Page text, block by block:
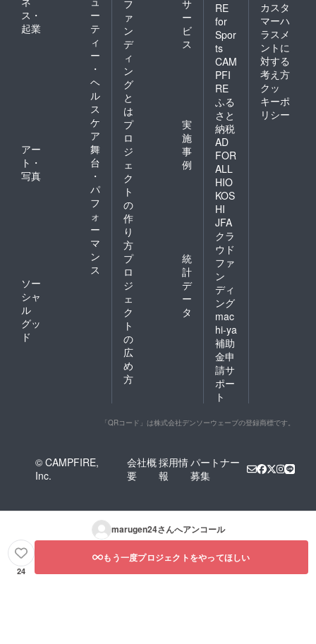
ス・
起業
ー
テ
ィ
ー
・
ヘ
ル
ス
ケ
ア
アー
ト・
写真
舞
台
・
パ
フ
ォ
ー
マ
ン
ス
ソー
シャ
ル
グッ
ド
フ
ァ
ン
デ
ィ
ン
グ
と
は
サ
ー
ビ
ス
プ
ロ
ジ
ェ
ク
ト
の
作
り
方
実
施
事
例
プ
ロ
ジ
ェ
ク
ト
の
広
め
方
統
計
デ
ー
タ
RE
for
Spor
ts
CAM
PFI
RE
ふる
さと
納税
AD
FOR
ALL
HIO
KOS
HI
JFA
クラ
ウド
ファ
ン
ディ
ング
mac
hi-ya
補助
金申
請サ
ポー
ト
カスタ
マーハ
ラスメ
ントに
対する
考え方
クッ
キーポ
リシー
「QRコード」は株式会社デンソーウェーブの登録商標です。
© CAMPFIRE,
Inc.
会社概
要
採用情
報
パートナー
募集
marugen24さんへアンコール
24
もう一度プロジェクトをやってほしい